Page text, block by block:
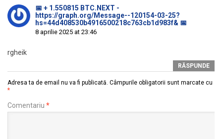
📅 + 1.550815 BTC.NEXT -
https://graph.org/Message--120154-03-25?
hs=44d408530b4916500218c763cb1d983f& 📅
8 aprilie 2025 at 23:46
rgheik
RĂSPUNDE
Adresa ta de email nu va fi publicată. Câmpurile obligatorii sunt marcate cu
*
Comentariu *